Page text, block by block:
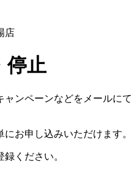
店
停止
ャンペーンなどをメールにて
お申し込みいただけます。
ください。